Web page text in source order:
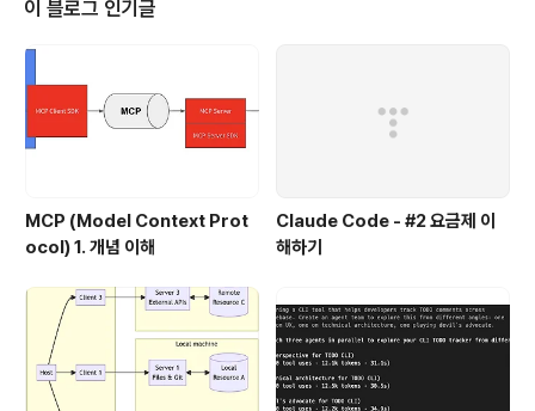
다 loss 값이 어떻게 변하는지를 보여주는 그래프이다.가
로축은 학습 횟수를 세로축은 모델의 loss 값을 나타낸다.
st 그래프는 첫번째 학습, 2nd 는 두번째 학습에서 추출한
이 블로그 인기글
MCP (Model Context Prot
ocol) 1. 개념 이해
Claude Code - #2 요금제 이
해하기